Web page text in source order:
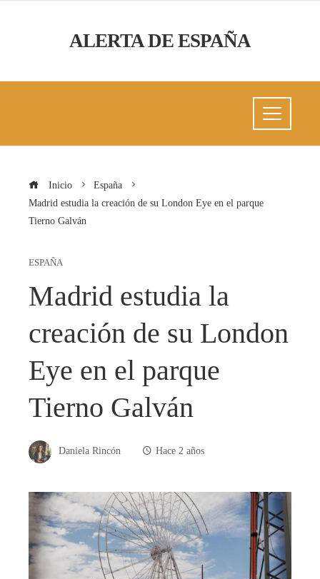
ALERTA DE ESPAÑA
Inicio
España
Madrid estudia la creación de su London Eye en el parque
Tierno Galván
ESPAÑA
Madrid estudia la
creación de su London
Eye en el parque
Tierno Galván
Daniela Rincón Hace 2 años